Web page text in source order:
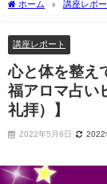
ホーム 講座レポ
講座レポート
心と体を整え
福アロマ占い
礼拝）】
2022年5月8日 2022